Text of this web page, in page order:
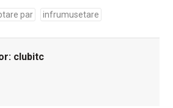
par infrumusetare
clubitc